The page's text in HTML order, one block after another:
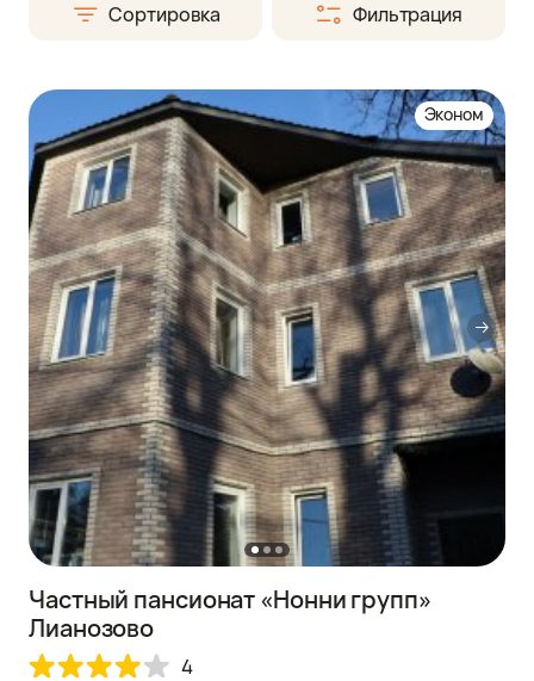
Сортировка Фильтрация
Эконом
Частный пансионат «Нонни групп»
Лианозово
4